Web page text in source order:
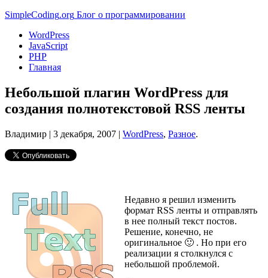
SimpleCoding.org Блог о программировании
WordPress
JavaScript
PHP
Главная
Небольшой плагин WordPress для
создания полнотекстовой RSS ленты
Владимир | 3 декабря, 2007 | WordPress, Разное.
Недавно я решил изменить
формат RSS ленты и отправлять
в нее полный текст постов.
Решение, конечно, не
оригинальное 🙂 . Но при его
реализации я столкнулся с
небольшой проблемой.